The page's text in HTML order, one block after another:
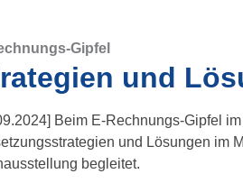
Gipfel
und
Beim E-Rechnungs-Gipfel
und Lösungen im
begleitet.